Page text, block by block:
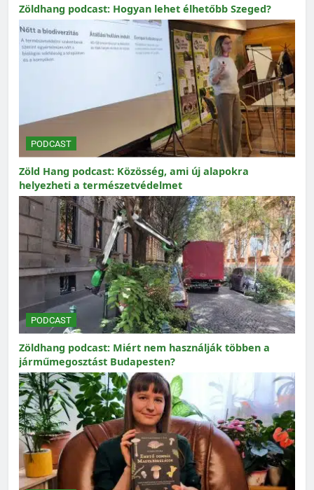
Zöldhang podcast: Hogyan lehet élhetőbb Szeged?
PODCAST
Zöld Hang podcast: Közösség, ami új alapokra
helyezheti a természetvédelmet
PODCAST
Zöldhang podcast: Miért nem használják többen a
járműmegosztást Budapesten?